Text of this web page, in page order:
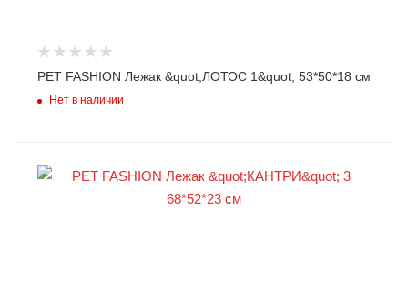
PET FASHION Лежак &quot;ЛОТОС 1&quot; 53*50*18 см
Нет в наличии